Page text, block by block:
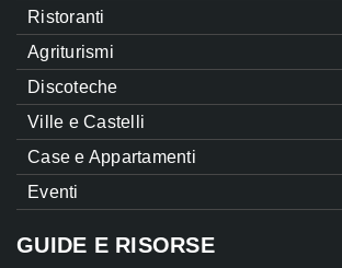
Ristoranti
Agriturismi
Discoteche
Ville e Castelli
Case e Appartamenti
Eventi
GUIDE E RISORSE